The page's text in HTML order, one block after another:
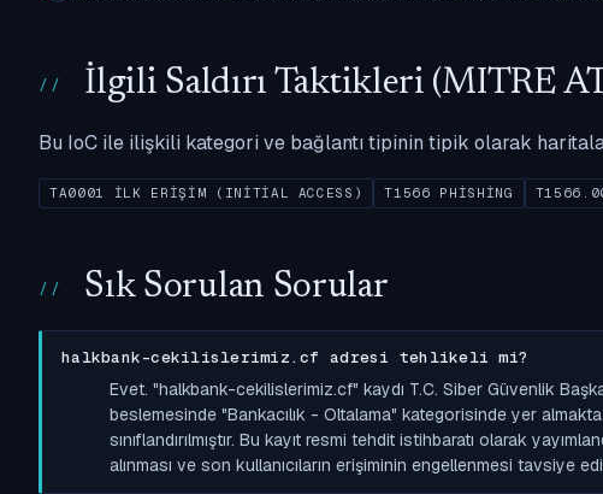
İlgili Saldırı Taktikleri (MITRE
Bu IoC ile ilişkili kategori ve bağlantı tipinin tipik olarak
TA0001 İLK ERIŞIM (INITIAL ACCESS) T1566 PHISHING
Sık Sorulan Sorular
halkbank-cekilislerimiz.cf adresi tehlikeli mi?
Evet. "halkbank-cekilislerimiz.cf" kaydı T.C. Siber Güvenlik
beslemesinde "Bankacılık - Oltalama" kategorisinde yer
sınıflandırılmıştır. Bu kayıt resmi tehdit istihbaratı olarak
alınması ve son kullanıcıların erişiminin engellenmesi tavsiye